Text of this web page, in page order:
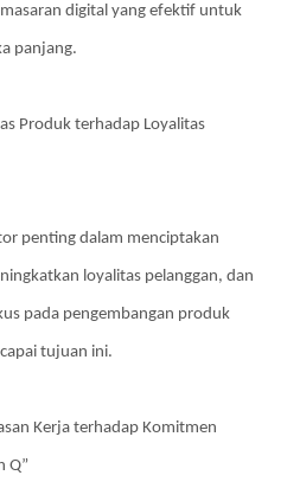
digital yang efektif untuk
panjang.
Produk terhadap Loyalitas
penting dalam menciptakan
loyalitas pelanggan, dan
pada pengembangan produk
tujuan ini.
Kerja terhadap Komitmen
Q”